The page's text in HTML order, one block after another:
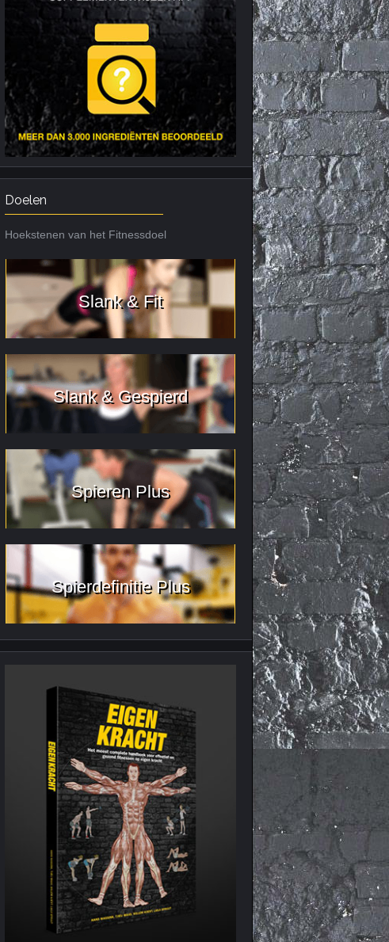
Citrus Aurantium
Tribulus Terrestris
Vitaminen en
mineralen
Weight Gainers
Nieuws archief
Doelen
Hoekstenen van het Fitnessdoel
Slank & Fit
Slank & Gespierd
Spieren Plus
Spierdefinitie Plus